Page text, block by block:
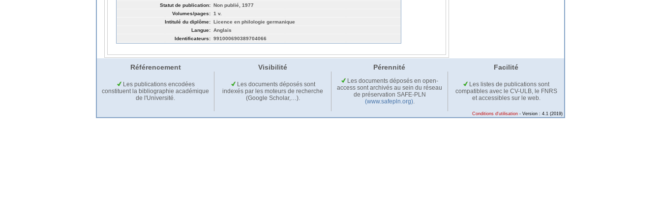
Statut de publication: Non publié, 1977
Volumes/pages: 1 v.
Intitulé du diplôme: Licence en philologie germanique
Langue: Anglais
Identificateurs: 991000690389704066
Référencement Visibilité Pérennité Facilité
Les publications encodées
constituent la bibliographie académique
de l'Université.
Les documents déposés sont
indexés par les moteurs de recherche
(Google Scholar,…).
Les documents déposés en open-
access sont archivés au sein du réseau
de préservation SAFE-PLN
(www.safepln.org).
Les listes de publications sont
compatibles avec le CV-ULB, le FNRS
et accessibles sur le web.
Conditions d'utilisation - Version : 4.1 (2019)